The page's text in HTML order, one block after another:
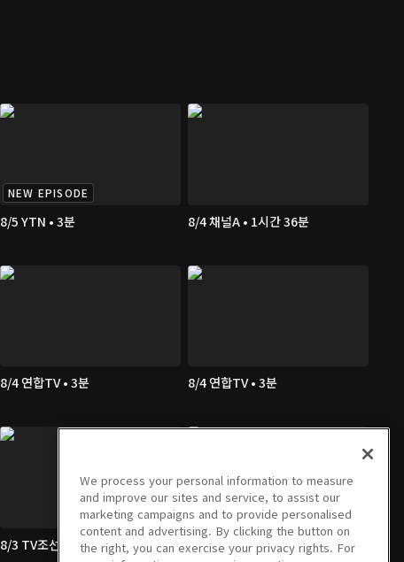
NEW EPISODE
8/5 YTN • 3분 8/4 채널A • 1시간 36분
8/4 연합TV • 3분 8/4 연합TV • 3분
8/3 TV조선 • 3분 8/3 채널A • 1시간 36분
We process your personal information to measure
and improve our sites and service, to assist our
marketing campaigns and to provide personalised
content and advertising. By clicking the button on
the right, you can exercise your privacy rights. For